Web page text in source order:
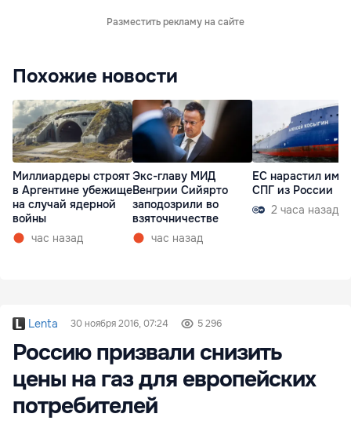
Разместить рекламу на сайте
Похожие новости
Миллиардеры строят
в Аргентине убежище
на случай ядерной
войны
час назад
Экс-главу МИД
Венгрии Сийярто
заподозрили во
взяточничестве
час назад
ЕС нарастил
СПГ из России
2 часа назад
Lenta 30 ноября 2016, 07:24 5 296
Россию призвали снизить
цены на газ для европейских
потребителей